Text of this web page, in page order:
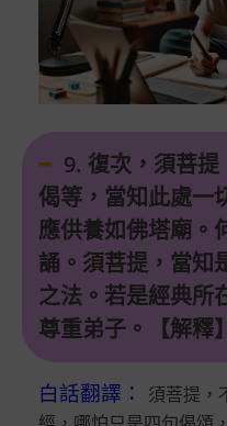
9. 復次，須菩
偈等，當知此處一
應供養如佛塔廟。
誦。須菩提，當知
之法。若是經典所
尊重弟子。【解釋
白話翻譯 ：
須菩提，